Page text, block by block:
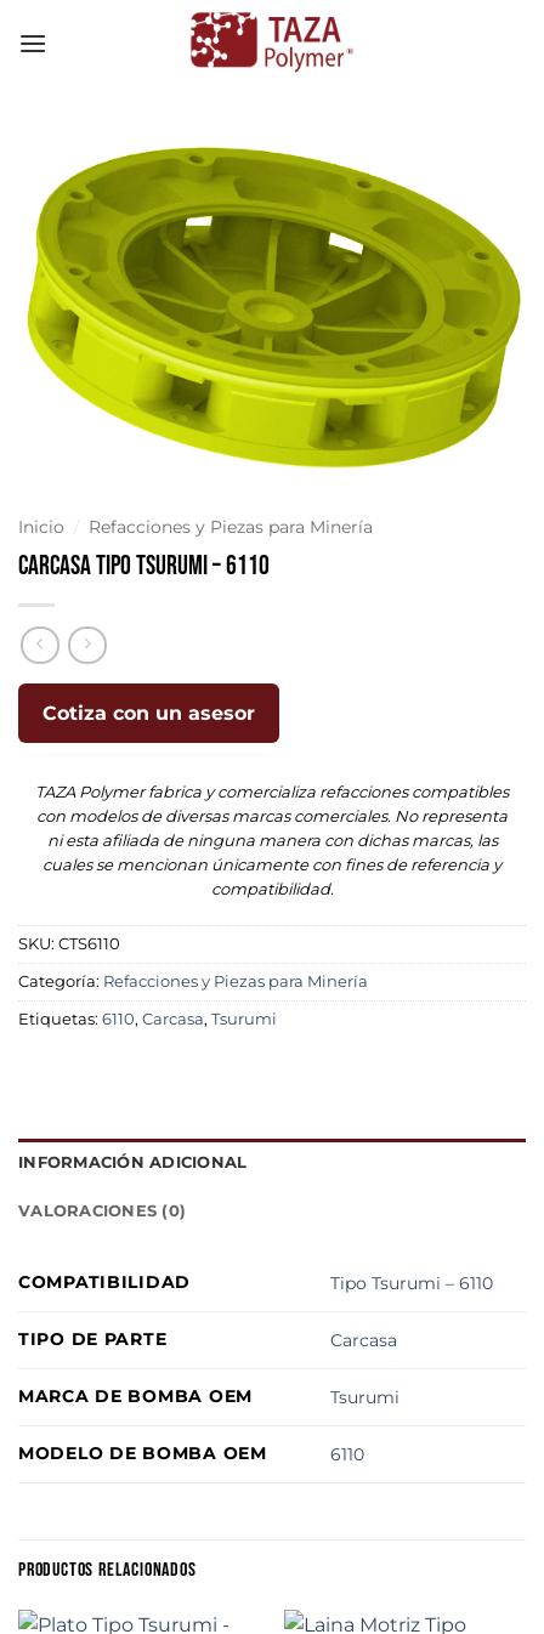
Inicio Refacciones y Piezas para Minería
Carcasa Tipo Tsurumi – 6110
Cotiza con un asesor
TAZA Polymer fabrica y comercializa refacciones compatibles
con modelos de diversas marcas comerciales. No representa
ni esta afiliada de ninguna manera con dichas marcas, las
cuales se mencionan únicamente con fines de referencia y
compatibilidad.
SKU: CTS6110
Categoría: Refacciones y Piezas para Minería
Etiquetas: 6110, Carcasa, Tsurumi
INFORMACIÓN ADICIONAL
VALORACIONES (0)
COMPATIBILIDAD Tipo Tsurumi – 6110
TIPO DE PARTE Carcasa
MARCA DE BOMBA OEM Tsurumi
MODELO DE BOMBA OEM 6110
PRODUCTOS RELACIONADOS